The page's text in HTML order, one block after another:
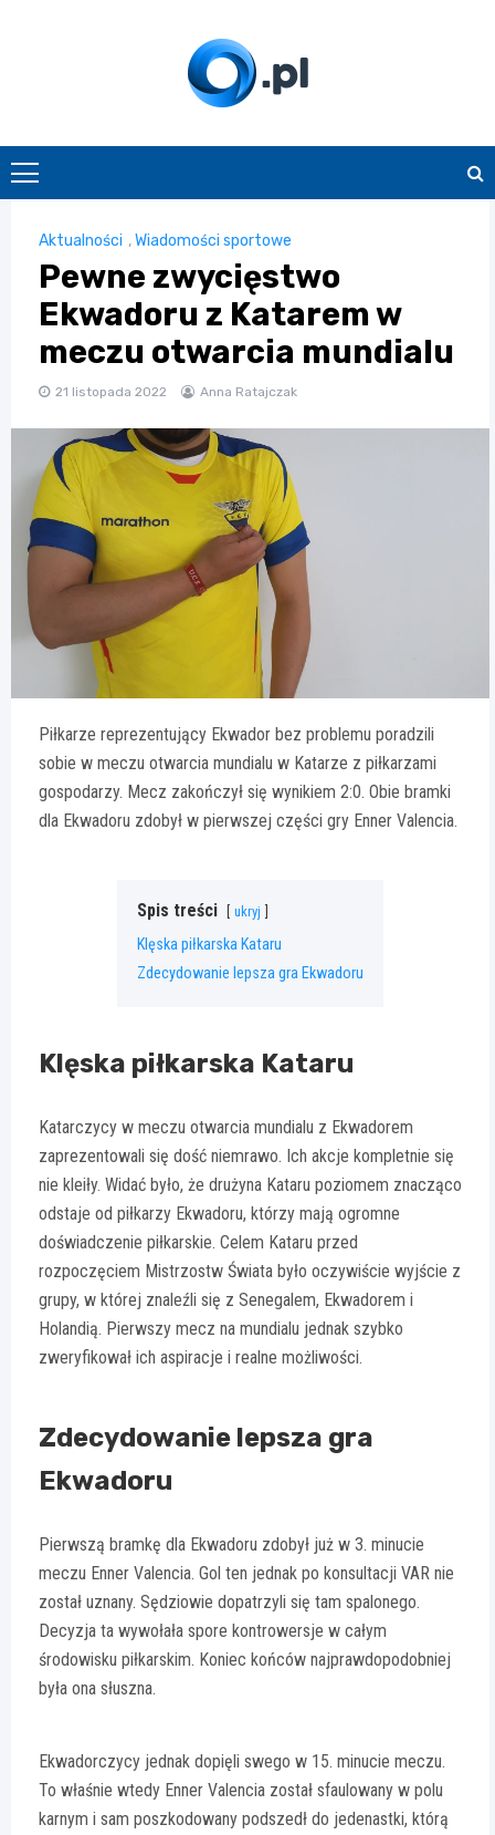
O.pl
Aktualności ,Wiadomości sportowe
Pewne zwycięstwo
Ekwadoru z Katarem w
meczu otwarcia mundialu
21 listopada 2022 Anna Ratajczak
Piłkarze reprezentujący Ekwador bez problemu poradzili
sobie w meczu otwarcia mundialu w Katarze z piłkarzami
gospodarzy. Mecz zakończył się wynikiem 2:0. Obie bramki
dla Ekwadoru zdobył w pierwszej części gry Enner Valencia.
Spis treści ukryj
Klęska piłkarska Kataru
Zdecydowanie lepsza gra Ekwadoru
Klęska piłkarska Kataru
Katarczycy w meczu otwarcia mundialu z Ekwadorem
zaprezentowali się dość niemrawo. Ich akcje kompletnie się
nie kleiły. Widać było, że drużyna Kataru poziomem znacząco
odstaje od piłkarzy Ekwadoru, którzy mają ogromne
doświadczenie piłkarskie. Celem Kataru przed
rozpoczęciem Mistrzostw Świata było oczywiście wyjście z
grupy, w której znaleźli się z Senegalem, Ekwadorem i
Holandią. Pierwszy mecz na mundialu jednak szybko
zweryfikował ich aspiracje i realne możliwości.
Zdecydowanie lepsza gra
Ekwadoru
Pierwszą bramkę dla Ekwadoru zdobył już w 3. minucie
meczu Enner Valencia. Gol ten jednak po konsultacji VAR nie
został uznany. Sędziowie dopatrzyli się tam spalonego.
Decyzja ta wywołała spore kontrowersje w całym
środowisku piłkarskim. Koniec końców najprawdopodobniej
była ona słuszna.
Ekwadorczycy jednak dopięli swego w 15. minucie meczu.
To właśnie wtedy Enner Valencia został sfaulowany w polu
karnym i sam poszkodowany podszedł do jedenastki, którą